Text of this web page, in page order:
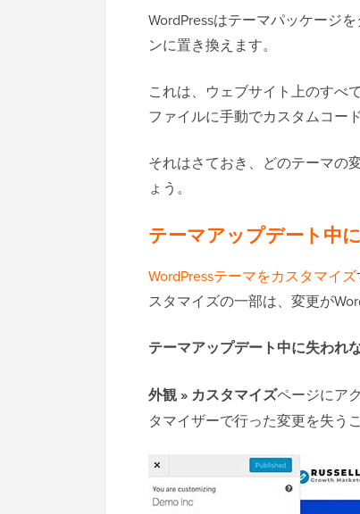
WordPressはテーマパッケージ
ンに置き換えます。
これは、ウェブサイト上のすべ
ファイルに手動でカスタムコー
それはさておき、どのテーマの
ょう。
テーマアップデート中
WordPressテーマをカスタマイズ
スタマイズの一部は、変更が
テーマアップデート中に失われ
外観 » カスタマイズページにア
タマイザーで行った変更を失う